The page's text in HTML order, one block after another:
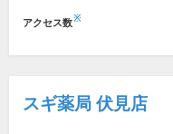
アクセス数※
スギ薬局 伏見店